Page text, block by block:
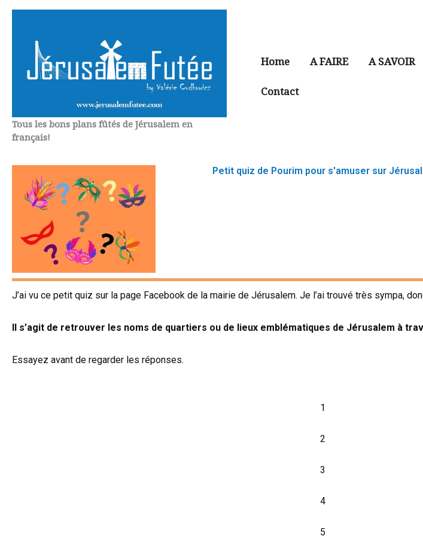
Aller
contenu
Tous les bons plans fûtés de Jérusalem en
français!
Home A FAIRE A SAVOIR
Contact
Petit quiz de Pourim pour s'amuser sur
J’ai vu ce petit quiz sur la page Facebook de la mairie de Jérusalem. Je l’ai trouvé très sympa,
Il s’agit de retrouver les noms de quartiers ou de lieux emblématiques de Jérusalem à
Essayez avant de regarder les réponses.
1
2
3
4
5